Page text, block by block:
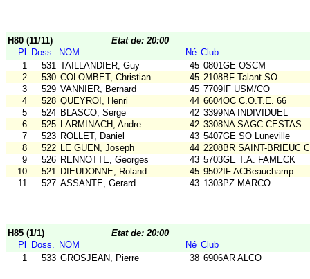
H80 (11/11)
Etat de: 20:00
Pl
Doss. NOM Né Club
1
531 TAILLANDIER, Guy 45 0801GE OSCM
2
530 COLOMBET, Christian 45 2108BF Talant SO
3
529 VANNIER, Bernard 45 7709IF USM/CO
4
528 QUEYROI, Henri 44 6604OC C.O.T.E. 66
5
524 BLASCO, Serge 42 3399NA INDIVIDUEL
6
525 LARMINACH, Andre 42 3308NA SAGC CESTAS
7
523 ROLLET, Daniel 43 5407GE SO Luneville
8
522 LE GUEN, Joseph 44 2208BR SAINT-BRIEUC
9
526 RENNOTTE, Georges 43 5703GE T.A. FAMECK
10
521 DIEUDONNE, Roland 45 9502IF ACBeauchamp
11
527 ASSANTE, Gerard 43 1303PZ MARCO
H85 (1/1)
Etat de: 20:00
Pl
Doss. NOM Né Club
1
533 GROSJEAN, Pierre 38 6906AR ALCO